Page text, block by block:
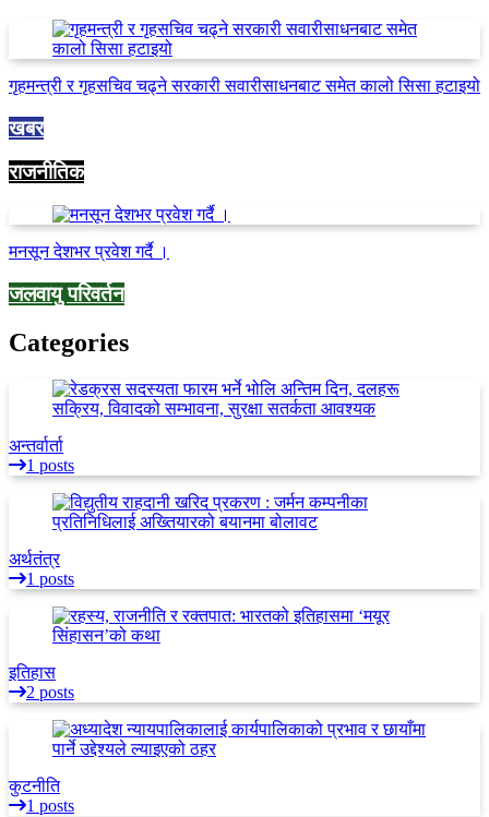
गृहमन्त्री र गृहसचिव चढ्ने सरकारी सवारीसाधनबाट समेत कालो सिसा हटाइयो
खबर
राजनीतिक
मनसून देशभर प्रवेश गर्दै ।
जलवायु परिवर्तन
Categories
अन्तर्वार्ता
1 posts
अर्थतंत्र
1 posts
इतिहास
2 posts
कुटनीति
1 posts